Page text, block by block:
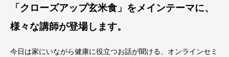
「クローズアップ玄米食」をメインテーマに、
様々な講師が登場します。
今日は家にいながら健康に役立つお話が聞ける、オンラインセミ